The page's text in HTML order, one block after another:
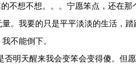
不想不想。。。宁愿笨点，还在那
。我要的只是平平淡淡的生活，
不能倒下。
否明天醒来我会变笨会变得傻。但